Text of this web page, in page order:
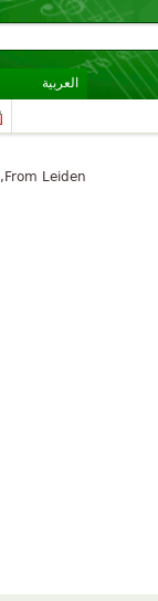
العربية
From Leiden, هولندا